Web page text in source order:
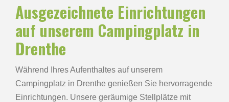
Ausgezeichnete Einrichtungen
auf unserem Campingplatz in
Drenthe
Während Ihres Aufenthaltes auf unserem
Campingplatz in Drenthe genießen Sie hervorragende
Einrichtungen. Unsere geräumige Stellplätze mit